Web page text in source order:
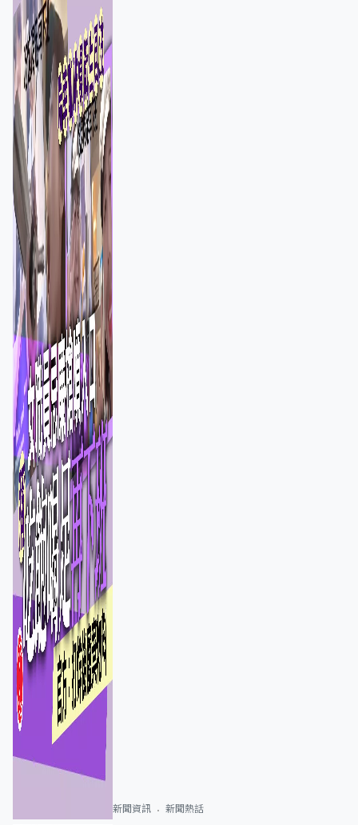
新聞資訊 新聞熱話